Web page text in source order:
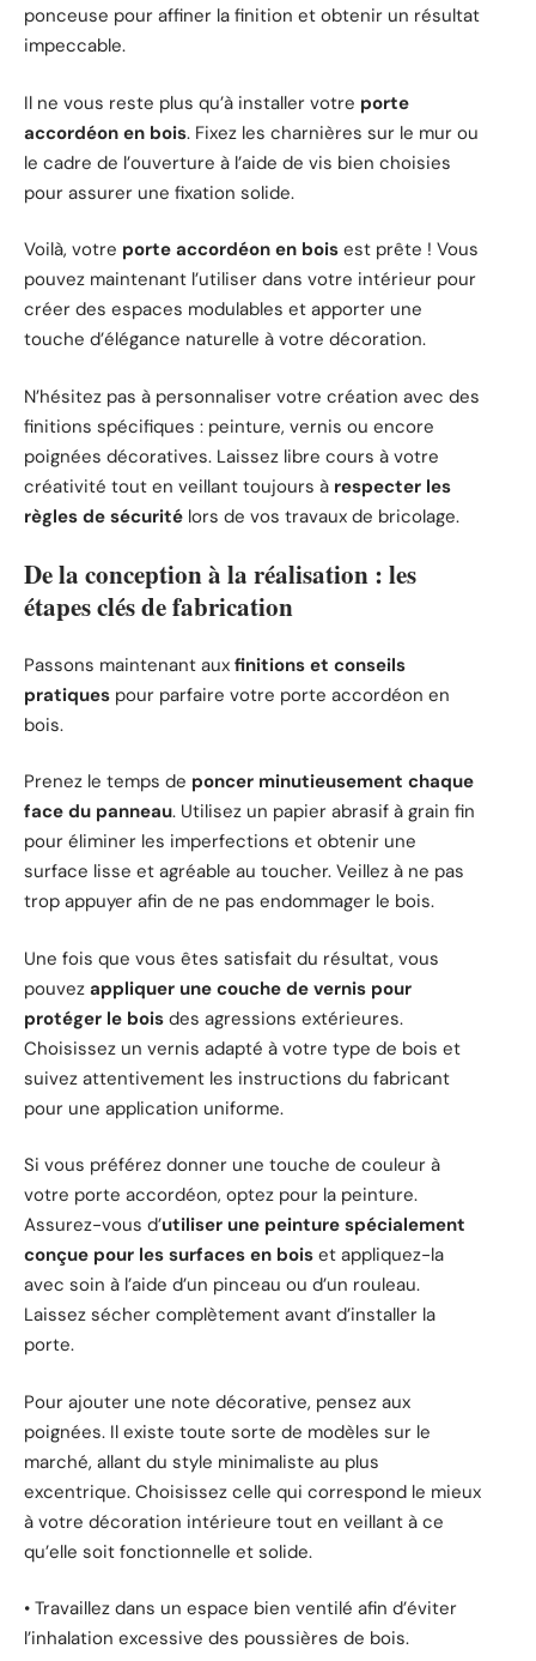
ponceuse pour affiner la finition et obtenir un résultat
impeccable.
Il ne vous reste plus qu’à installer votre porte
accordéon en bois. Fixez les charnières sur le mur ou
le cadre de l’ouverture à l’aide de vis bien choisies
pour assurer une fixation solide.
Voilà, votre porte accordéon en bois est prête ! Vous
pouvez maintenant l’utiliser dans votre intérieur pour
créer des espaces modulables et apporter une
touche d’élégance naturelle à votre décoration.
N’hésitez pas à personnaliser votre création avec des
finitions spécifiques : peinture, vernis ou encore
poignées décoratives. Laissez libre cours à votre
créativité tout en veillant toujours à respecter les
règles de sécurité lors de vos travaux de bricolage.
De la conception à la réalisation : les
étapes clés de fabrication
Passons maintenant aux finitions et conseils
pratiques pour parfaire votre porte accordéon en
bois.
Prenez le temps de poncer minutieusement chaque
face du panneau. Utilisez un papier abrasif à grain fin
pour éliminer les imperfections et obtenir une
surface lisse et agréable au toucher. Veillez à ne pas
trop appuyer afin de ne pas endommager le bois.
Une fois que vous êtes satisfait du résultat, vous
pouvez appliquer une couche de vernis pour
protéger le bois des agressions extérieures.
Choisissez un vernis adapté à votre type de bois et
suivez attentivement les instructions du fabricant
pour une application uniforme.
Si vous préférez donner une touche de couleur à
votre porte accordéon, optez pour la peinture.
Assurez-vous d’utiliser une peinture spécialement
conçue pour les surfaces en bois et appliquez-la
avec soin à l’aide d’un pinceau ou d’un rouleau.
Laissez sécher complètement avant d’installer la
porte.
Pour ajouter une note décorative, pensez aux
poignées. Il existe toute sorte de modèles sur le
marché, allant du style minimaliste au plus
excentrique. Choisissez celle qui correspond le mieux
à votre décoration intérieure tout en veillant à ce
qu’elle soit fonctionnelle et solide.
• Travaillez dans un espace bien ventilé afin d’éviter
l’inhalation excessive des poussières de bois.